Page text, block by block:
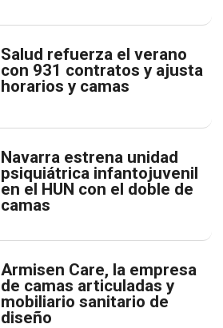
Salud refuerza el verano
con 931 contratos y ajusta
horarios y camas
Navarra estrena unidad
psiquiátrica infantojuvenil
en el HUN con el doble de
camas
Armisen Care, la empresa
de camas articuladas y
mobiliario sanitario de
diseño